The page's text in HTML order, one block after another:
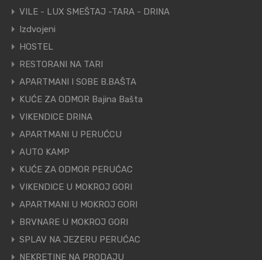
VILE - LUX SMEŠTAJ -TARA - DRINA
Izdvojeni
HOSTEL
RESTORANI NA TARI
APARTMANI I SOBE B.BAŠTA
KUĆE ZA ODMOR Bajina Bašta
VIKENDICE DRINA
APARTMANI U PERUĆCU
AUTO KAMP
KUĆE ZA ODMOR PERUĆAC
VIKENDICE U MOKROJ GORI
APARTMANI U MOKROJ GORI
BRVNARE U MOKROJ GORI
SPLAV NA JEZERU PERUĆAC
NEKRETINE NA PRODAJU